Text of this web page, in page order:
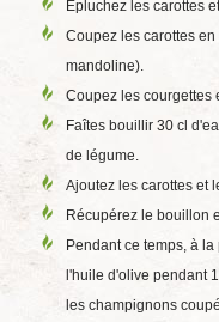
Epluchez les carottes
Coupez les carottes
mandoline).
Coupez les courgettes
Faîtes bouillir 30 cl
de légume.
Ajoutez les carottes et
Récupérez le bouillon
Pendant ce temps, à
l'huile d'olive pendant
les champignons